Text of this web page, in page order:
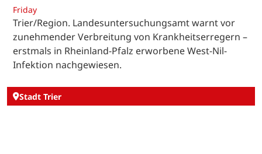
Friday
Trier/Region. Landesuntersuchungsamt warnt vor
zunehmender Verbreitung von Krankheitserregern –
erstmals in Rheinland-Pfalz erworbene West-Nil-
Infektion nachgewiesen.
Stadt Trier